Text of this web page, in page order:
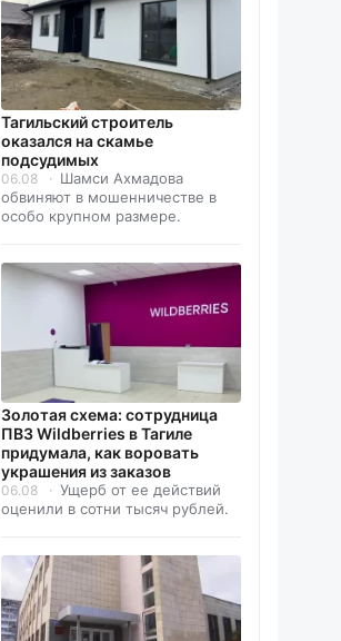
Тагильский строитель
оказался на скамье
подсудимых
06.08
Шамси Ахмадова
обвиняют в мошенничестве в
особо крупном размере.
Золотая схема: сотрудница
ПВЗ Wildberries в Тагиле
придумала, как воровать
украшения из заказов
06.08
Ущерб от ее действий
оценили в сотни тысяч рублей.